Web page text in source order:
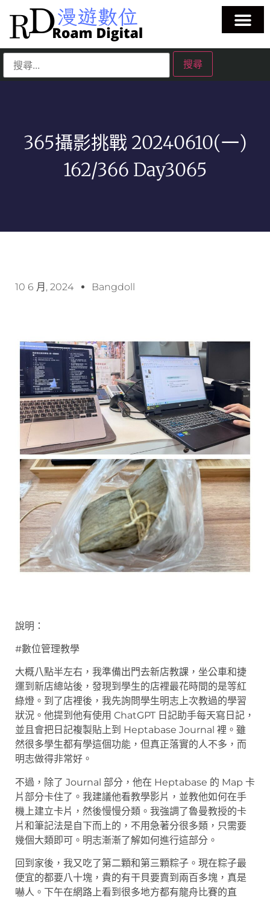
365攝影挑戰 20240610(一)
162/366 Day3065
10 6 月, 2024 Bangdoll
說明：
#數位管理教學
大概八點半左右，我準備出門去新店教課，坐公車和捷
運到新店總站後，發現到學生的店裡最花時間的是等紅
綠燈。到了店裡後，我先詢問學生明志上次教過的學習
狀況。他提到他有使用 ChatGPT 日記助手每天寫日記，
並且會把日記複製貼上到 Heptabase Journal 裡。雖
然很多學生都有學這個功能，但真正落實的人不多，而
明志做得非常好。
不過，除了 Journal 部分，他在 Heptabase 的 Map 卡
片部分卡住了。我建議他看教學影片，並教他如何在手
機上建立卡片，然後慢慢分類。我強調了魯曼教授的卡
片和筆記法是自下而上的，不用急著分很多類，只需要
幾個大類即可。明志漸漸了解如何進行這部分。
回到家後，我又吃了第二顆和第三顆粽子。現在粽子最
便宜的都要八十塊，貴的有干貝要賣到兩百多塊，真是
嚇人。下午在網路上看到很多地方都有龍舟比賽的直